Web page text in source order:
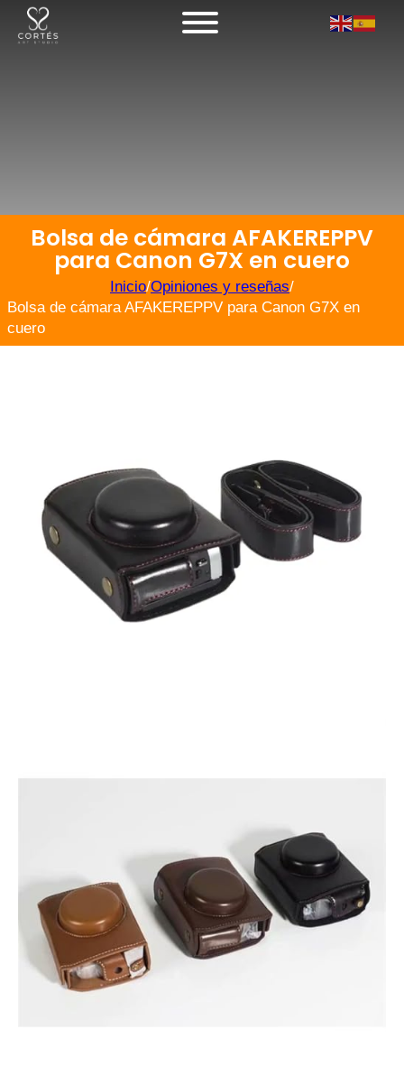
Bolsa de cámara AFAKEREPPV
para Canon G7X en cuero
Inicio/Opiniones y reseñas/
Bolsa de cámara AFAKEREPPV para Canon G7X en
cuero